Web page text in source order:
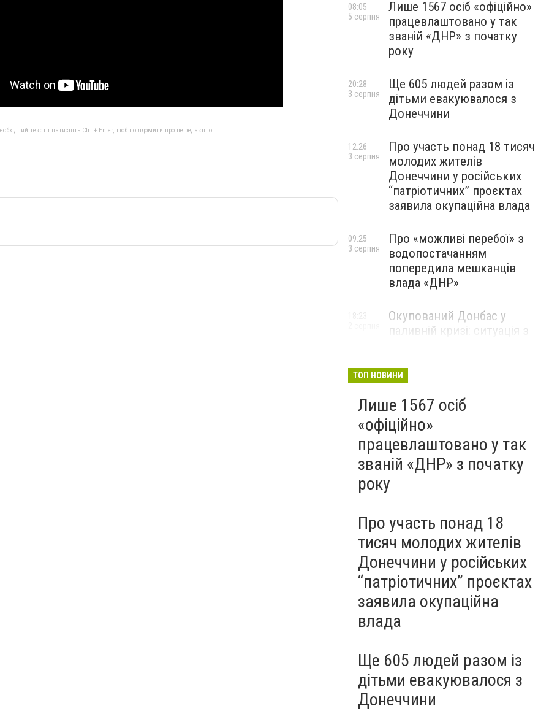
текст і натисніть Ctrl + Enter, щоб повідомити про це редакцію
Лише 1567 осіб «офіційно»
працевлаштовано у так
званій «ДНР» з початку
року
08:05
5 серпня
Ще 605 людей разом із
дітьми евакуювалося з
Донеччини
20:28
3 серпня
Про участь понад 18 тисяч
молодих жителів
Донеччини у російських
“патріотичних” проєктах
заявила окупаційна влада
12:26
3 серпня
Про «можливі перебої» з
водопостачанням
попередила мешканців
влада «ДНР»
09:25
3 серпня
Окупований Донбас у
паливній кризі: ситуація з
ТОП НОВИНИ
Лише 1567 осіб
«офіційно»
працевлаштовано у так
званій «ДНР» з початку
року
Про участь понад 18
тисяч молодих жителів
Донеччини у російських
“патріотичних” проєктах
заявила окупаційна
влада
Ще 605 людей разом із
дітьми евакуювалося з
Донеччини